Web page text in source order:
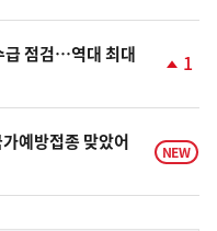
급 점검…역대 최대
승
1
예방접종 맞았어
NEW